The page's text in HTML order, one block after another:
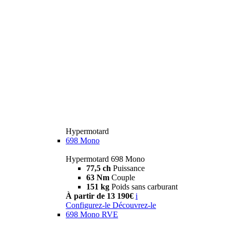
Hypermotard
698 Mono
Hypermotard 698 Mono
77,5 ch Puissance
63 Nm Couple
151 kg Poids sans carburant
À partir de 13 190€ i
Configurez-le Découvrez-le
698 Mono RVE